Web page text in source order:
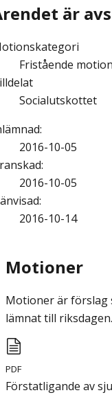
är
Fristående motion
Socialutskottet
:
2016-10-05
:
2016-10-05
:
2016-10-14
Motioner
Motioner är förslag
lämnat till riksdagen.
PDF
Förstatligande av